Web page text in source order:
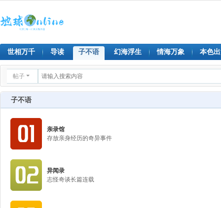
世相万千 导读 子不语 幻海浮生 情海万象 本色
帖子
子不语
亲录馆
存放亲身经历的奇异事件
异闻录
志怪奇谈长篇连载